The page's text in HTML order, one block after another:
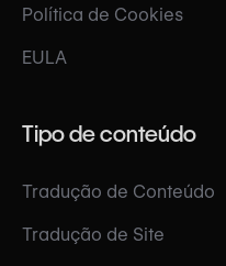
Política de Cookies
EULA
Tipo de conteúdo
Tradução de Conteúdo
Tradução de Site